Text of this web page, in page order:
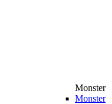
Monster
Monster